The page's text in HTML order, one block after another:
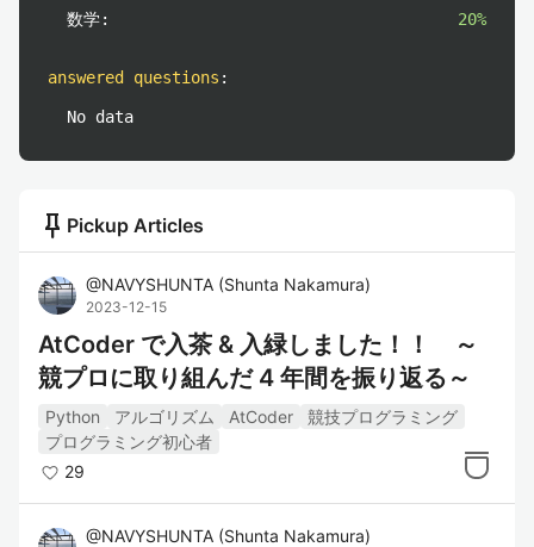
数学:
20%
answered questions :
No data
push_pin Pickup Articles
@NAVYSHUNTA (Shunta Nakamura)
2023-12-15
AtCoder で入茶 & 入緑しました！！ ～
競プロに取り組んだ 4 年間を振り返る～
Python アルゴリズム AtCoder
競技プログラミング
プログラミング初心者
29
@NAVYSHUNTA (Shunta Nakamura)